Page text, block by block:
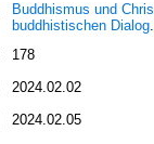
Buddhismus und
buddhistischen Dialog
178
2024.02.02
2024.02.05